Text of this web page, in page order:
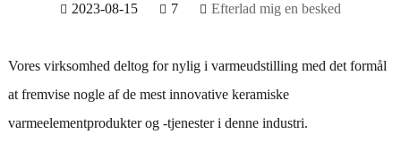
2023-08-15 7 Efterlad mig en besked
Vores virksomhed deltog for nylig i varmeudstilling med det formål
at fremvise nogle af de mest innovative keramiske
varmeelementprodukter og -tjenester i denne industri.